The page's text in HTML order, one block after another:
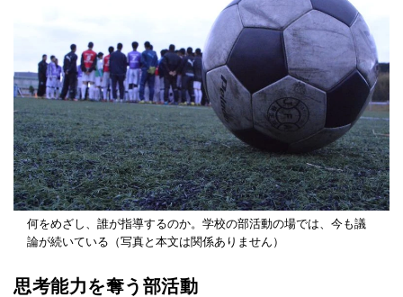
何をめざし、誰が指導するのか。学校の部活動の場では、今も議
論が続いている（写真と本文は関係ありません）
思考能力を奪う部活動